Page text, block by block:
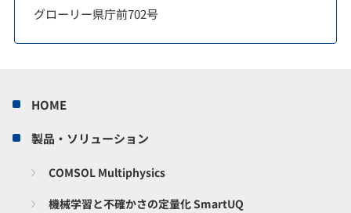
グローリー県庁前702号
HOME
製品・ソリューション
COMSOL Multiphysics
機械学習と不確かさの定量化 SmartUQ